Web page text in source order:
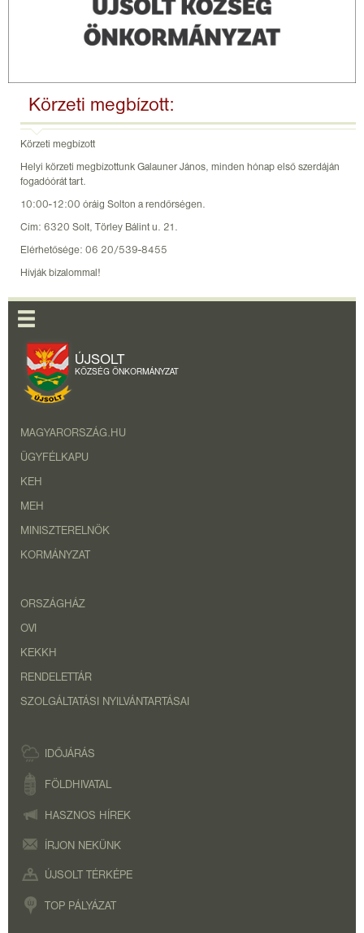
Körzeti megbízott:
Körzeti megbízott
Helyi körzeti megbízottunk Galauner János, minden hónap első szerdáján
fogadóórát tart.
10:00-12:00 óráig Solton a rendőrségen.
Cím: 6320 Solt, Törley Bálint u. 21.
Elérhetősége: 06 20/539-8455
Hívják bizalommal!
ÚJSOLT
KÖZSÉG ÖNKORMÁNYZAT
MAGYARORSZÁG.HU
ÜGYFÉLKAPU
KEH
MEH
MINISZTERELNÖK
KORMÁNYZAT
ORSZÁGHÁZ
OVI
KEKKH
RENDELETTÁR
SZOLGÁLTATÁSI NYILVÁNTARTÁSAI
IDŐJÁRÁS
FÖLDHIVATAL
HASZNOS HÍREK
ÍRJON NEKÜNK
ÚJSOLT TÉRKÉPE
TOP PÁLYÁZAT